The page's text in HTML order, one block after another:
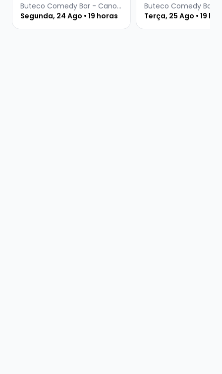
Buteco Comedy Bar - Canoas
Segunda, 24 Ago • 19 horas
Terça, 25 Ago • 19